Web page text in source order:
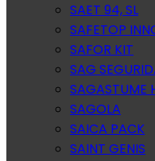
SAET 94, SL
SAFETOP
SAFOR KIT
SAG
SAGASTUME
SAGOLA
SAICA PACK
SAINT GENIS